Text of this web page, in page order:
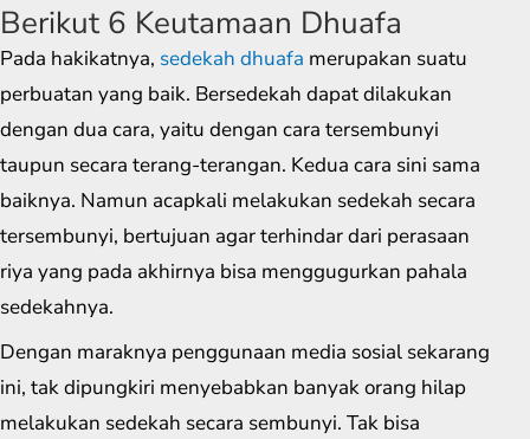
Berikut 6 Keutamaan Dhuafa
Pada hakikatnya, sedekah dhuafa merupakan suatu
perbuatan yang baik. Bersedekah dapat dilakukan
dengan dua cara, yaitu dengan cara tersembunyi
taupun secara terang-terangan. Kedua cara sini sama
baiknya. Namun acapkali melakukan sedekah secara
tersembunyi, bertujuan agar terhindar dari perasaan
riya yang pada akhirnya bisa menggugurkan pahala
sedekahnya.
Dengan maraknya penggunaan media sosial sekarang
ini, tak dipungkiri menyebabkan banyak orang hilap
melakukan sedekah secara sembunyi. Tak bisa